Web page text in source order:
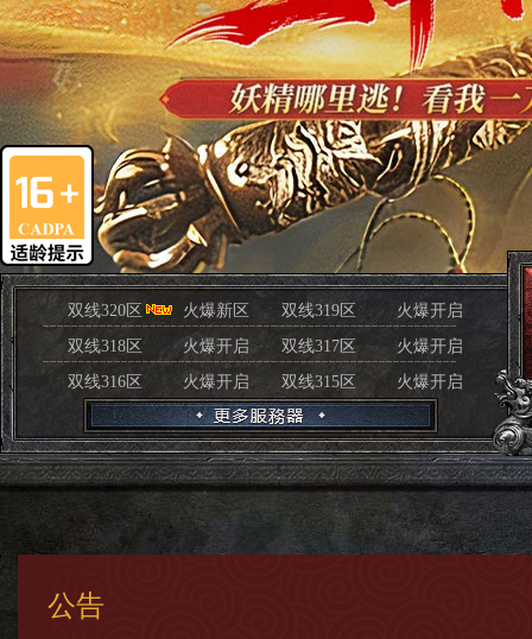
双线320区 火爆新区 双线319区
火爆开启
双线318区
火爆开启 双线317区
火爆开启
双线316区
火爆开启 双线315区 火爆开启
公告